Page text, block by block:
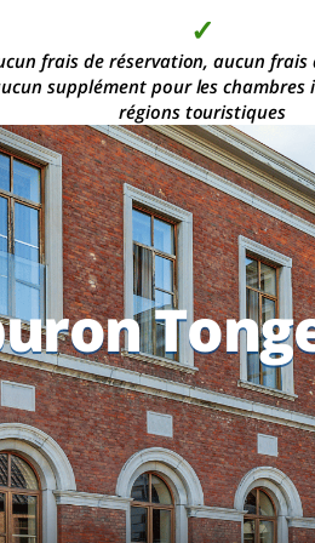
✓
de 2 000 chambres d'hôtel
belles
régions touristiques
✓
frais de réservation, aucun frais
supplément pour les chambres
✓
La qualité au
meilleur prix
✓
Aucun acompte n'est
demandé